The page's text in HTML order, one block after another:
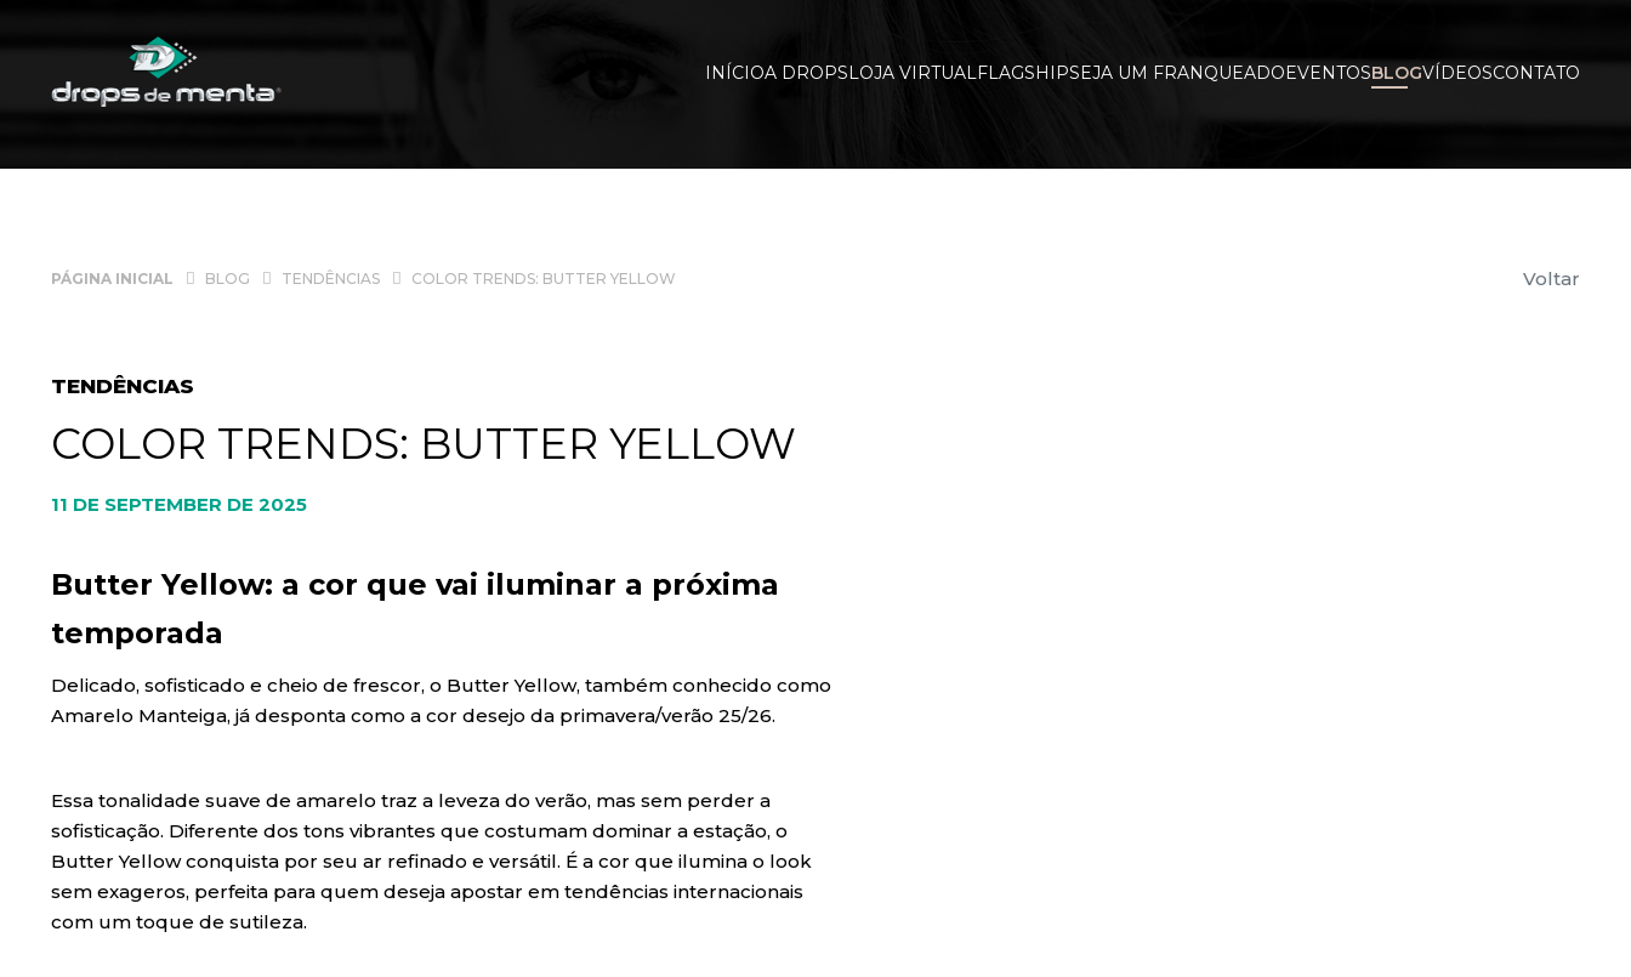
INÍCIOA DROPSLOJA VIRTUALFLAGSHIPSEJA UM FRANQUEADOEVENTOSBLOGVÍDEOSCONTATO
PÁGINA INICIAL BLOG TENDÊNCIAS COLOR TRENDS: BUTTER YELLOW Voltar
TENDÊNCIAS
COLOR TRENDS: BUTTER YELLOW
11 DE SEPTEMBER DE 2025
Butter Yellow: a cor que vai iluminar a próxima
temporada
Delicado, sofisticado e cheio de frescor, o Butter Yellow, também conhecido como
Amarelo Manteiga, já desponta como a cor desejo da primavera/verão 25/26.
Essa tonalidade suave de amarelo traz a leveza do verão, mas sem perder a
sofisticação. Diferente dos tons vibrantes que costumam dominar a estação, o
Butter Yellow conquista por seu ar refinado e versátil. É a cor que ilumina o look
sem exageros, perfeita para quem deseja apostar em tendências internacionais
com um toque de sutileza.